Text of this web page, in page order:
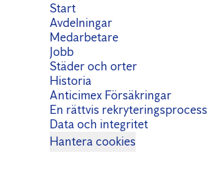
Start
Avdelningar
Medarbetare
Jobb
Städer och orter
Historia
Anticimex Försäkringar
En rättvis rekryteringsprocess
Data och integritet
Hantera cookies